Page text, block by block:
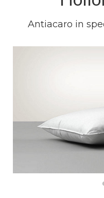
Antiacaro in